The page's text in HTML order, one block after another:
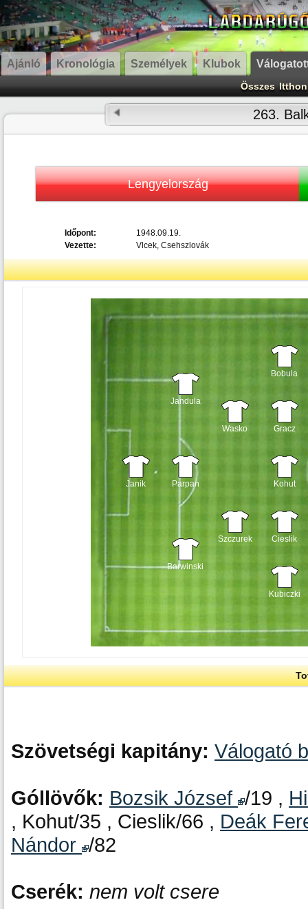
Ajánló Kronológia Személyek Klubok
Összes Itthon
263.
Lengyelország
Időpont:
1948.09.19.
Vezette:
Vlcek, Csehszlovák
Janik
Jandula
Parpan
Barwinski
Wasko
Szczurek
Bobula
Gracz
Kohut
Cieslik
Kubiczki
Szövetségi kapitány: Válogató
Góllövők: Bozsik József /19 ,
, Kohut/35 , Cieslik/66 , Deák
Nándor /82
Cserék: nem volt csere